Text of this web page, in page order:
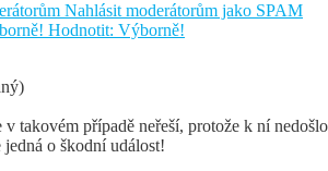
Nahlásit moderátorům jako SPAM
Hodnotit: Výborně!
v takovém případě neřeší, protože k ní
o škodní událost!